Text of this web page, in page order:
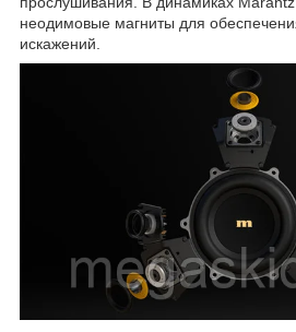
неодимовые магниты для
искажений.